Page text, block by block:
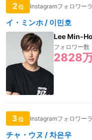
2位 Instagramフォロワー
イ・ミンホ / 이민호
Lee Min-
フォロワー数
2828
3 位 Instagramフォロワー
チャ・ウヌ / 차은우